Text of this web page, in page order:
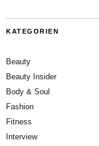
KATEGORIEN
Beauty
Beauty Insider
Body & Soul
Fashion
Fitness
Interview